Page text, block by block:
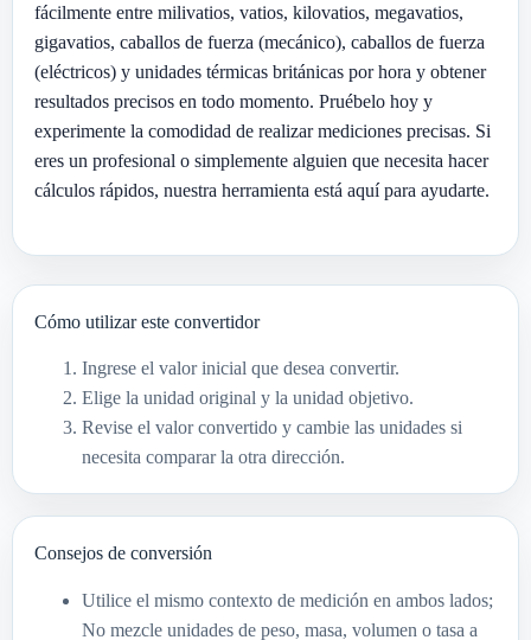
fácilmente entre milivatios, vatios, kilovatios, megavatios,
gigavatios, caballos de fuerza (mecánico), caballos de fuerza
(eléctricos) y unidades térmicas británicas por hora y obtener
resultados precisos en todo momento. Pruébelo hoy y
experimente la comodidad de realizar mediciones precisas. Si
eres un profesional o simplemente alguien que necesita hacer
cálculos rápidos, nuestra herramienta está aquí para ayudarte.
Cómo utilizar este convertidor
Ingrese el valor inicial que desea convertir.
Elige la unidad original y la unidad objetivo.
Revise el valor convertido y cambie las unidades si
necesita comparar la otra dirección.
Consejos de conversión
Utilice el mismo contexto de medición en ambos lados;
No mezcle unidades de peso, masa, volumen o tasa a